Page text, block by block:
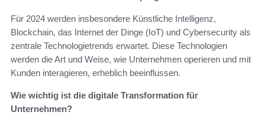
Für 2024 werden insbesondere Künstliche Intelligenz,
Blockchain, das Internet der Dinge (IoT) und Cybersecurity als
zentrale Technologietrends erwartet. Diese Technologien
werden die Art und Weise, wie Unternehmen operieren und mit
Kunden interagieren, erheblich beeinflussen.
Wie wichtig ist die digitale Transformation für
Unternehmen?